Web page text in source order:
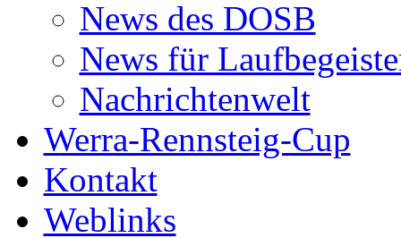
News des DOSB
News für
Nachrichtenwelt
Werra-Rennsteig-Cup
Kontakt
Weblinks